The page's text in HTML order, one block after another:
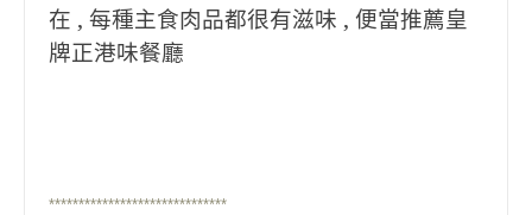
在 , 每種主食肉品都很有滋味 , 便當推薦皇
牌正港味餐廳
******************************